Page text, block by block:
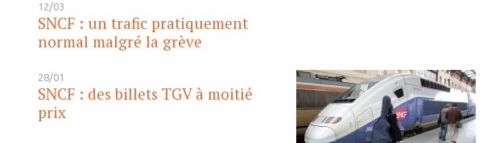
12/03
SNCF : un trafic pratiquement
normal malgré la grève
28/01
SNCF : des billets TGV à moitié
prix